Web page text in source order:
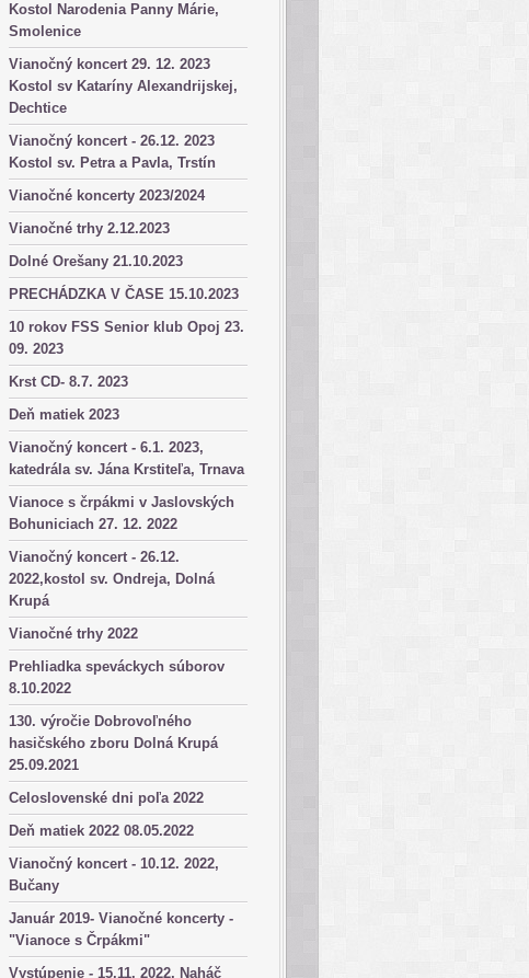
Kostol Narodenia Panny Márie,
Smolenice
Vianočný koncert 29. 12. 2023
Kostol sv Kataríny Alexandrijskej,
Dechtice
Vianočný koncert - 26.12. 2023
Kostol sv. Petra a Pavla, Trstín
Vianočné koncerty 2023/2024
Vianočné trhy 2.12.2023
Dolné Orešany 21.10.2023
PRECHÁDZKA V ČASE 15.10.2023
10 rokov FSS Senior klub Opoj 23.
09. 2023
Krst CD- 8.7. 2023
Deň matiek 2023
Vianočný koncert - 6.1. 2023,
katedrála sv. Jána Krstiteľa, Trnava
Vianoce s črpákmi v Jaslovských
Bohuniciach 27. 12. 2022
Vianočný koncert - 26.12.
2022,kostol sv. Ondreja, Dolná
Krupá
Vianočné trhy 2022
Prehliadka speváckych súborov
8.10.2022
130. výročie Dobrovoľného
hasičského zboru Dolná Krupá
25.09.2021
Celoslovenské dni poľa 2022
Deň matiek 2022 08.05.2022
Vianočný koncert - 10.12. 2022,
Bučany
Január 2019- Vianočné koncerty -
"Vianoce s Črpákmi"
Vystúpenie - 15.11. 2022, Naháč